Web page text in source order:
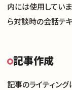
内には使用してい
ら対談時の会話テ
記事作成
記事のライティン